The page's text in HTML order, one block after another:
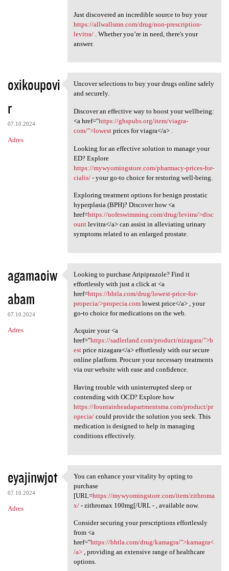
Just discovered an incredible source to buy your
https://allwallsmn.com/drug/non-prescription-
levitra/. Whether you’re in need, there's your
answer.
oxikoupovi
r
07.10.2024
Adres
Uncover selections to buy
Uncover selections to buy your drugs online safely
and securely.
Discover an effective way to boost your wellbeing:
<a href="https://ghspubs.org/item/viagra-
com/">lowestprices for viagra</a> .
Looking for an effective solution to manage your
ED? Explore
https://mywyomingstore.com/pharmacy-prices-for-
cialis/- your go-to choice for restoring well-being.
Exploring treatment options for benign prostatic
hyperplasia (BPH)? Discover how <a
href=https://uofeswimming.com/drug/levitra/>disc
ountlevitra</a> can assist in alleviating urinary
symptoms related to an enlarged prostate.
agamaoiw
abam
07.10.2024
Adres
Looking to purchase
Looking to purchase Aripiprazole? Find it
effortlessly with just a click at <a
href=https://bhtla.com/drug/lowest-price-for-
propecia/>propecia.comlowest price</a> , your
go-to choice for medications on the web.
Acquire your <a
href="https://sadlerland.com/product/nizagara/">b
estprice nizagara</a> effortlessly with our secure
online platform. Procure your necessary treatments
via our website with ease and confidence.
Having trouble with uninterrupted sleep or
contending with OCD? Explore how
https://fountainheadapartmentsma.com/product/pr
opecia/could provide the solution you seek. This
medication is designed to help in managing
conditions effectively.
eyajinwjot
07.10.2024
Adres
You can enhance your vitality
You can enhance your vitality by opting to
purchase
[URL=https://mywyomingstore.com/item/zithroma
x/- zithromax 100mg[/URL - , available now.
Consider securing your prescriptions effortlessly
from <a
href="https://bhtla.com/drug/kamagra/">kamagra<
/a>, providing an extensive range of healthcare
options.